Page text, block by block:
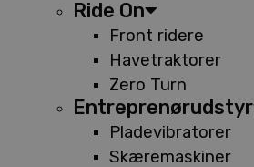
Ride On
Front ridere
Havetraktorer
Zero Turn
Entreprenørudstyr
Pladevibratorer
Skæremaskiner